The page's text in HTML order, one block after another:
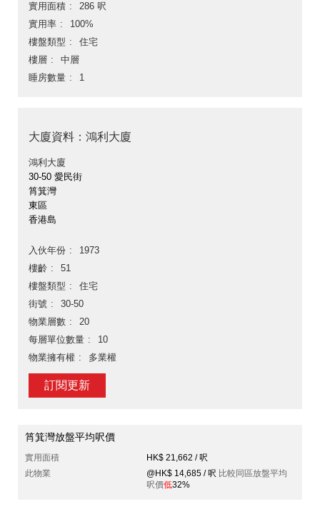
實用面積
286 呎
實用率
100%
樓盤類型
住宅
樓層
中層
睡房數量
1
大廈資料：鴻利大廈
鴻利大廈
30-50 愛民街
筲箕灣
東區
香港島
入伙年份
1973
樓齡
51
樓盤類型
住宅
街號
30-50
物業層數
20
每層單位數量
10
物業擁有權
多業權
訂閱更新
筲箕灣放盤平均呎價
實用面積
HK$ 21,662 / 呎
此物業
@HK$ 14,685 / 呎 比較同區放盤平均
呎價低32%